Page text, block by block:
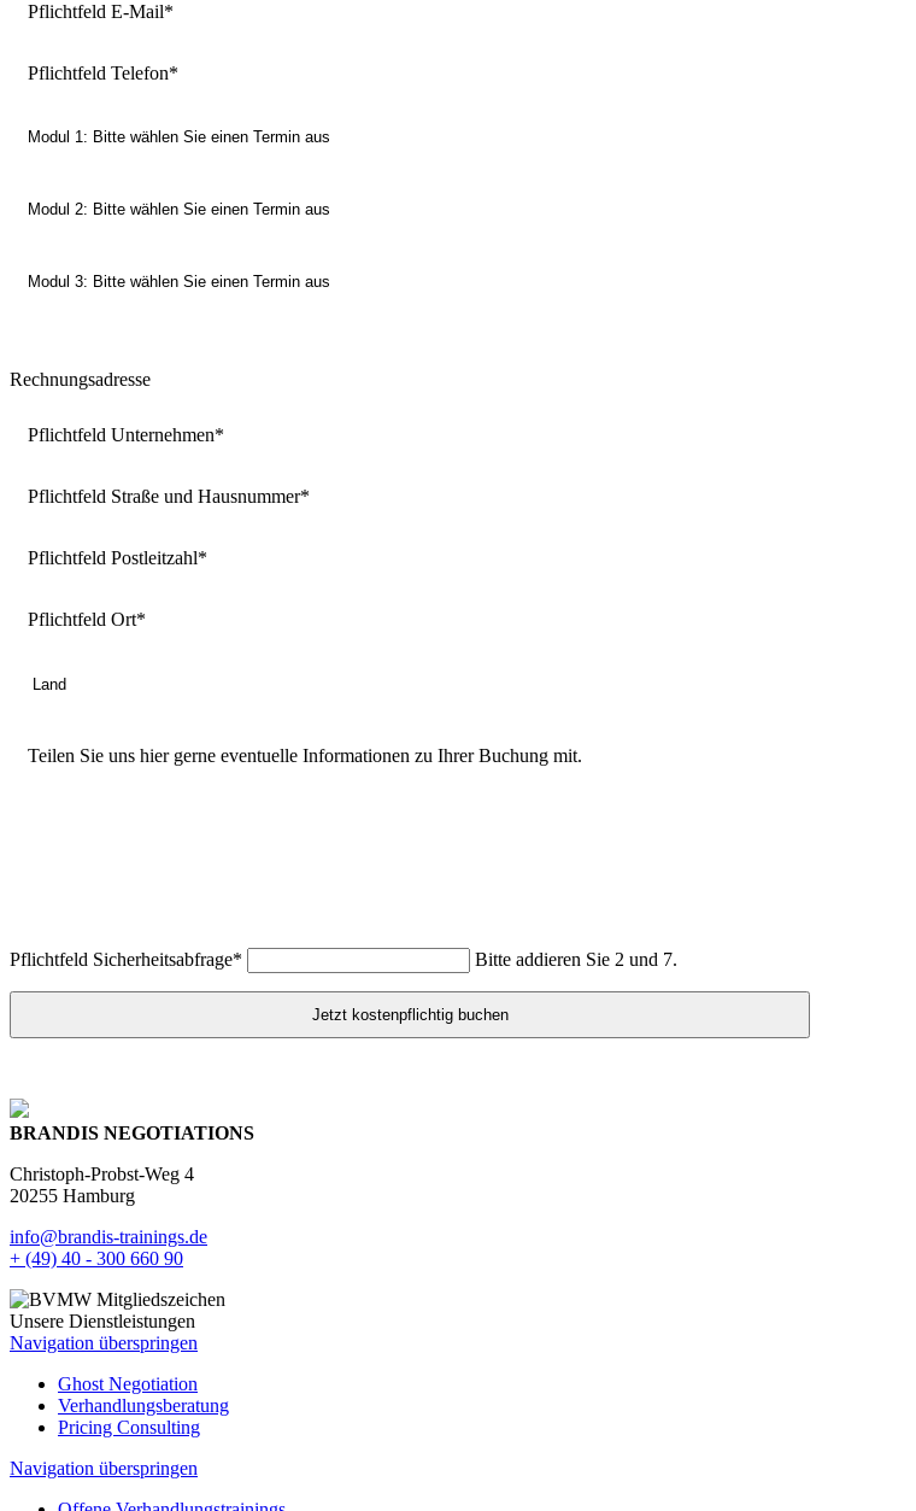
Pflichtfeld E-Mail*
Pflichtfeld Telefon*
Rechnungsadresse
Pflichtfeld Unternehmen*
Pflichtfeld Straße und Hausnummer*
Pflichtfeld Postleitzahl*
Pflichtfeld Ort*
Teilen Sie uns hier gerne eventuelle Informationen zu Ihrer Buchung mit.
Pflichtfeld Sicherheitsabfrage* Bitte addieren Sie 2 und 7.
Jetzt kostenpflichtig buchen
BRANDIS NEGOTIATIONS
Christoph-Probst-Weg 4
20255 Hamburg
info@brandis-trainings.de
+ (49) 40 - 300 660 90
Unsere Dienstleistungen
Navigation überspringen
Ghost Negotiation
Verhandlungsberatung
Pricing Consulting
Navigation überspringen